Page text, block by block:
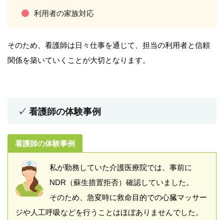
利用者の家族対応
そのため、看護師は日々仕事を通じて、担当の利用者と信頼
関係を築いていくことが大切となります。
看護師の体験事例
看護師の体験事例
私が勤務していた介護医療院では、事前に
NDR（蘇生措置拒否）確認していました。
そのため、急変時に救命目的での心臓マッサー
ジや人工呼吸などを行うことはほぼありませんでした。